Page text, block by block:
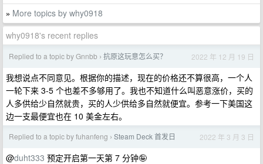
» More topics by why0918
why0918's recent replies
Replied to a topic by Gnnbb › 抗原这玩意怎么买？ 2022 年 12 月 19 日
我想说点不同意见。根据你的描述，现在的价格还不算很高，一个人
一轮下来 3-5 个也差不多够用了。我也不知道什么叫恶意涨价，买的
人多供给少自然就贵，买的人少供给多自然就便宜。参考一下美国这
边一支最便宜也在 10 美金左右。
Replied to a topic by fuhanfeng › Steam Deck 首发日 2022 年 3 月 3 日
@duht333 预定开启第一天第 7 分钟🤪